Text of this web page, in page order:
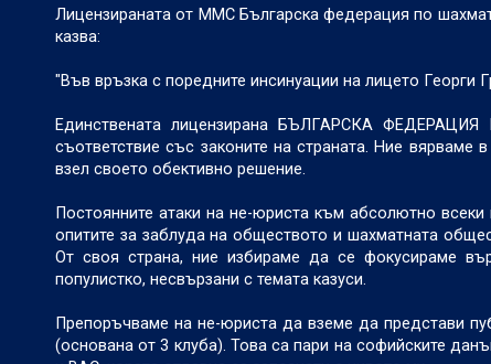
Лицензираната от ММС Българска федерация по
казва:
"Във връзка с поредните инсинуации на лицето
Единствената лицензирана БЪЛГАРСКА
съответствие със законите на страната. Ние
взел своето обективно решение.
Постоянните атаки на не-юриста към абсолютно
опитите за заблуда на обществото и шахматната
От своя страна, ние избираме да се фокусираме
популистко, несвързани с темата казуси.
Препоръчваме на не-юриста да вземе да представи
(основана от 3 клуба). Това са пари на софийските